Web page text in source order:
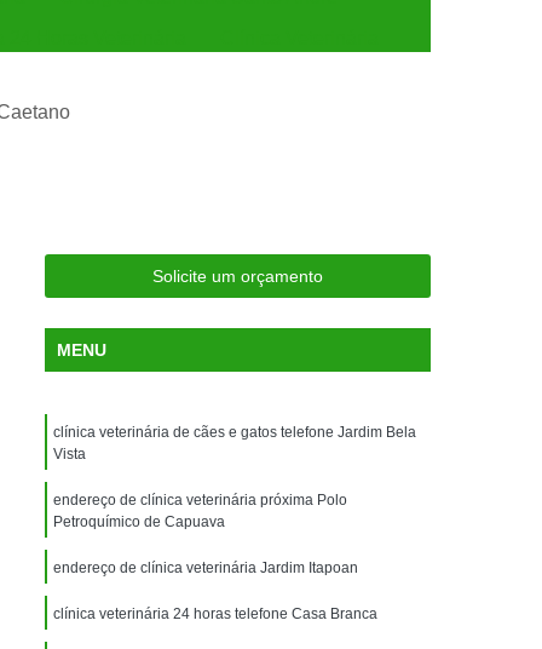
Gatos
para Silvestres
para Animais Silvestres
Consulta para Animais Silvestres
Santo André
Veterinária para Animais Silvestres
Exame de Eletrocardiograma Veterinário
Exame de Imagem para Animais
Exame de Radiologia para Animais
Solicite um orçamento
MENU
clínica veterinária de cães e gatos telefone Jardim Bela
Vista
endereço de clínica veterinária próxima Polo
Petroquímico de Capuava
endereço de clínica veterinária Jardim Itapoan
clínica veterinária 24 horas telefone Casa Branca